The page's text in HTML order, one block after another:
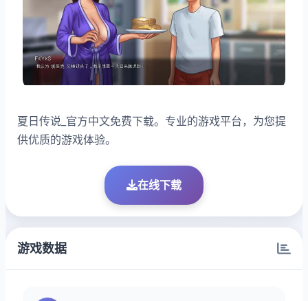
夏日传说_官方中文免费下载。专业的游戏平台，为您提
供优质的游戏体验。
在线下载
游戏数据